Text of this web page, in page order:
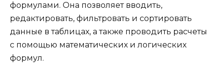
формулами. Она позволяет вводить,
редактировать, фильтровать и сортировать
данные в таблицах, а также проводить расчеты
с помощью математических и логических
формул.